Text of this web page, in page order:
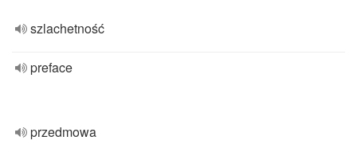
szlachetność
preface
przedmowa